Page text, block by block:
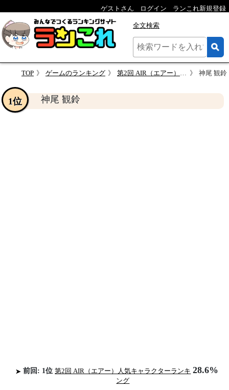
ゲストさん ログイン ランこれ新規登録
全文検索
TOP ゲームのランキング 第2回 AIR（エアー）人気キャラクターランキング 神尾 観鈴
神尾 観鈴
1位
前回: 1位 第2回 AIR（エアー）人気キャラクターランキ
ング
28.6%